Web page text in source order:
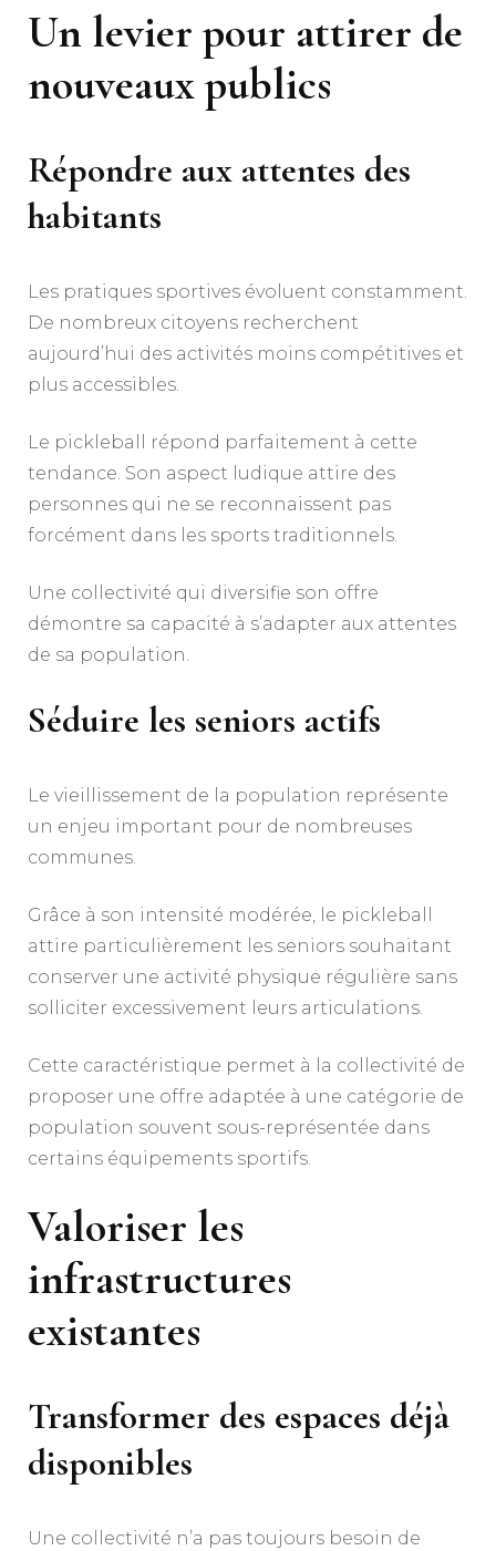
Un levier pour attirer de
nouveaux publics
Répondre aux attentes des
habitants
Les pratiques sportives évoluent constamment.
De nombreux citoyens recherchent
aujourd’hui des activités moins compétitives et
plus accessibles.
Le pickleball répond parfaitement à cette
tendance. Son aspect ludique attire des
personnes qui ne se reconnaissent pas
forcément dans les sports traditionnels.
Une collectivité qui diversifie son offre
démontre sa capacité à s’adapter aux attentes
de sa population.
Séduire les seniors actifs
Le vieillissement de la population représente
un enjeu important pour de nombreuses
communes.
Grâce à son intensité modérée, le pickleball
attire particulièrement les seniors souhaitant
conserver une activité physique régulière sans
solliciter excessivement leurs articulations.
Cette caractéristique permet à la collectivité de
proposer une offre adaptée à une catégorie de
population souvent sous-représentée dans
certains équipements sportifs.
Valoriser les
infrastructures
existantes
Transformer des espaces déjà
disponibles
Une collectivité n’a pas toujours besoin de